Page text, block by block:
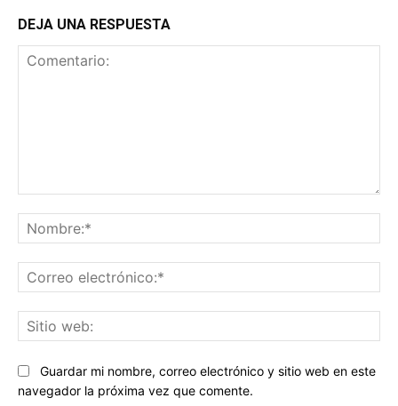
DEJA UNA RESPUESTA
Guardar mi nombre, correo electrónico y sitio web en este
navegador la próxima vez que comente.